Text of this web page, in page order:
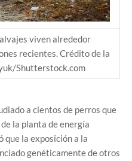
viven alrededor
recientes. Crédito de la
Shutterstock.com
a cientos de perros que
la planta de energía
que la exposición a la
genéticamente de otros